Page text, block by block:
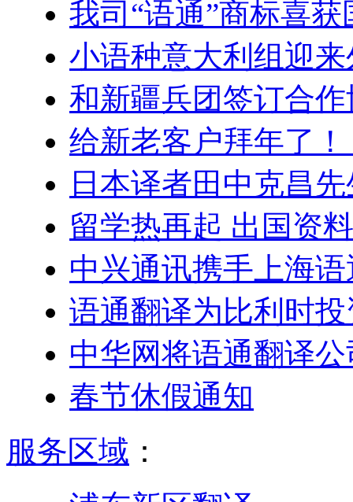
我司“语通”商标喜
小语种意大利组迎
和新疆兵团签订合
给新老客户拜年了
日本译者田中克昌
留学热再起 出国资
中兴通讯携手上海
语通翻译为比利时
中华网将语通翻译
春节休假通知
服务区域 ：